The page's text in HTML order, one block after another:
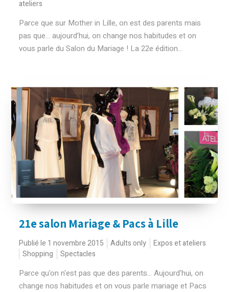
ateliers
Parce que sur Mother in Lille, on est des parents mais
pas que… aujourd’hui, on change nos habitudes et on
vous parle du Salon du Mariage ! La 22e édition...
21e salon Mariage & Pacs à Lille
Publié le 1 novembre 2015 Adults only
Expos et ateliers
Shopping
Spectacles
Parce qu'on n'est pas que des parents... Aujourd'hui, on
change nos habitudes et on vous parle mariage et Pacs